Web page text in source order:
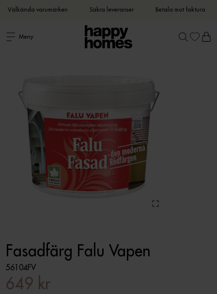
Välkända varumärken Säkra leveranser Betala mot faktura
Meny
Fasadfärg Falu Vapen
56104FV
649 kr